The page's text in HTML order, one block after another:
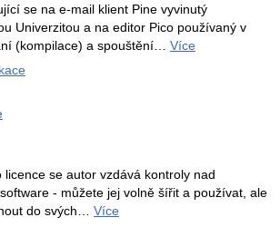
se na e-mail klient Pine vyvinutý
Univerzitou a na editor Pico používaný v
(kompilace) a spouštění… Více
licence se autor vzdává kontroly nad
- můžete jej volně šířit a používat, ale
do svých… Více